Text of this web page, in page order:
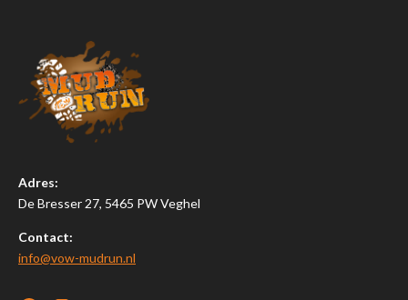
Adres:
De Bresser 27, 5465 PW Veghel
Contact:
info@vow-mudrun.nl